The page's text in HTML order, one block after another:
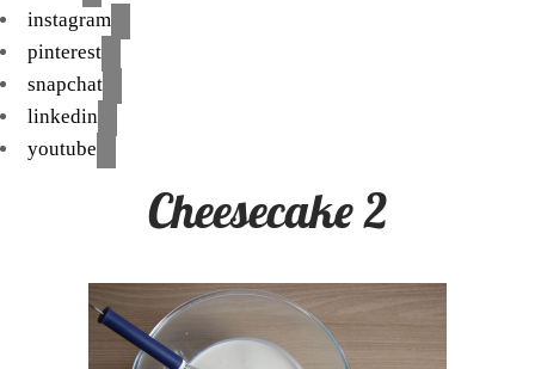
instagram
pinterest
snapchat
linkedin
youtube
Cheesecake 2